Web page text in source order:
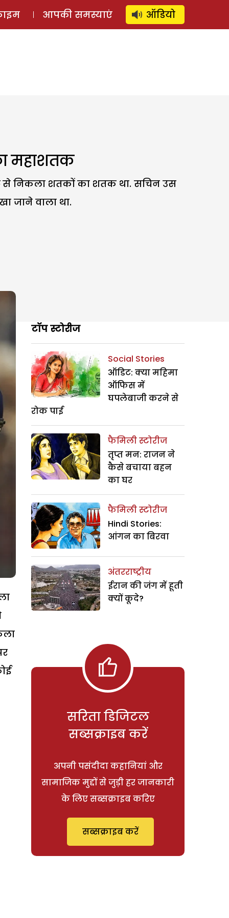
लॉग इन ⚲ SUBSCRIBE
आपकी समस्याएं ऑडियो
महाशतक
निकला शतकों का शतक था. सचिन उस
जाने वाला था.
टॉप स्टोरीज
Social Stories
ऑडिट: क्या महिमा
ऑफिस में
घपलेबाजी करने से
रोक पाई
फैमिली स्टोरीज
तृप्त मन: राजन ने
कैसे बचाया बहन
का घर
फैमिली स्टोरीज
Hindi Stories:
आंगन का बिरवा
अंतरराष्ट्रीय
ईरान की जंग में हूती
क्यों कूदे?
सरिता डिजिटल
सब्सक्राइब करें
अपनी पसंदीदा कहानियां और
सामाजिक मुद्दों से जुड़ी हर जानकारी
के लिए सब्सक्राइब करिए
सब्सक्राइब करें